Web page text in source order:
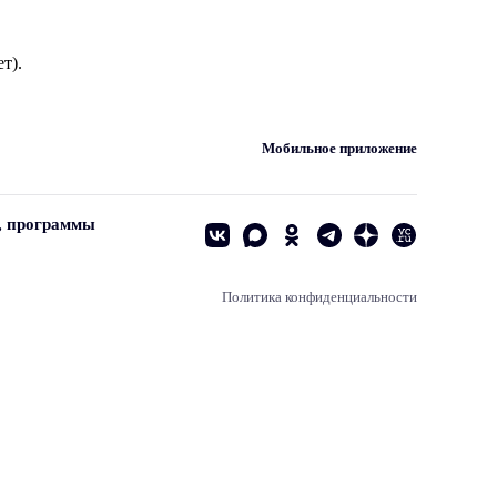
Мобильное приложение
программы
Политика конфиденциальности